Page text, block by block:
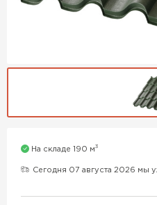
На складе 190 м3
Сегодня 07 августа 2026 мы